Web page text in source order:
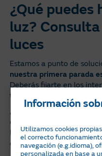
¿Qué puedes
luz?
luces
Estamos a punto de
nuestra primera parada
Deberás fijarte en los
todos estén activados
¿Hay alguno bajado?
queda arriba, todo
la luz. Si no es así, el fallo
electrodoméstico que
Información
Utilizamos cookies
el correcto
navegación (e.g.idioma),
personalizada en base a